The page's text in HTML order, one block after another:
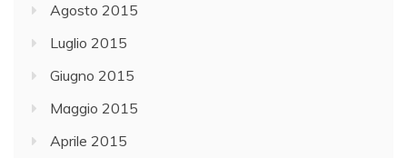
Agosto 2015
Luglio 2015
Giugno 2015
Maggio 2015
Aprile 2015